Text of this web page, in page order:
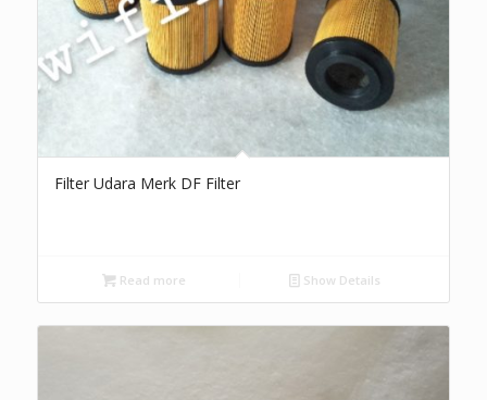
Filter Udara Merk DF Filter
Read more Show Details